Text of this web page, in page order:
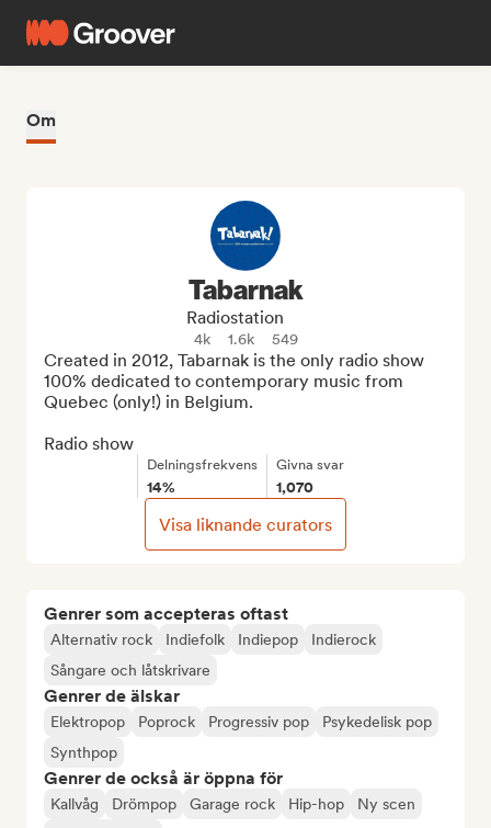
Om
Genrer som accepteras oftast
Alternativ rock Indiefolk Indiepop
Indierock
Sångare och låtskrivare
Genrer de älskar
Elektropop Poprock Progressiv pop
Psykedelisk pop
Synthpop
Genrer de också är öppna för
Kallvåg Drömpop Garage rock Hip-hop
Ny scen
Tabarnak
Radiostation
4k 1.6k 549
Created in 2012, Tabarnak is the only radio show
100% dedicated to contemporary music from
Quebec (only!) in Belgium.
Radio show
Delningsfrekvens
14%
Givna svar
1,070
Visa liknande curators